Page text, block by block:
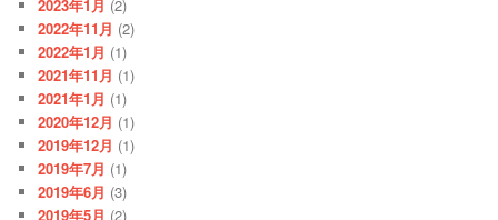
2023年1月 (2)
2022年11月 (2)
2022年1月 (1)
2021年11月 (1)
2021年1月 (1)
2020年12月 (1)
2019年12月 (1)
2019年7月 (1)
2019年6月 (3)
2019年5月 (2)